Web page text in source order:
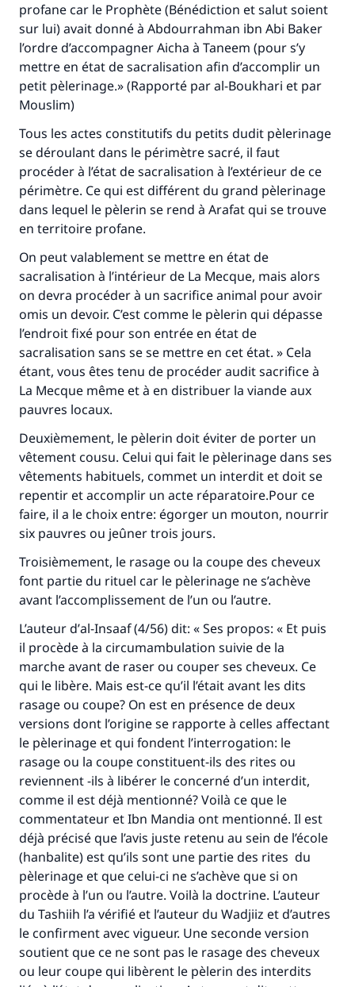
profane car le Prophète (Bénédiction et salut soient
sur lui) avait donné à Abdourrahman ibn Abi Baker
l’ordre d’accompagner Aicha à Taneem (pour s’y
mettre en état de sacralisation afin d’accomplir un
petit pèlerinage.» (Rapporté par al-Boukhari et par
Mouslim)
Tous les actes constitutifs du petits dudit pèlerinage
se déroulant dans le périmètre sacré, il faut
procéder à l’état de sacralisation à l’extérieur de ce
périmètre. Ce qui est différent du grand pèlerinage
dans lequel le pèlerin se rend à Arafat qui se trouve
en territoire profane.
On peut valablement se mettre en état de
sacralisation à l’intérieur de La Mecque, mais alors
on devra procéder à un sacrifice animal pour avoir
omis un devoir. C’est comme le pèlerin qui dépasse
l’endroit fixé pour son entrée en état de
sacralisation sans se se mettre en cet état. » Cela
étant, vous êtes tenu de procéder audit sacrifice à
La Mecque même et à en distribuer la viande aux
pauvres locaux.
Deuxièmement, le pèlerin doit éviter de porter un
vêtement cousu. Celui qui fait le pèlerinage dans ses
vêtements habituels, commet un interdit et doit se
repentir et accomplir un acte réparatoire.Pour ce
faire, il a le choix entre: égorger un mouton, nourrir
six pauvres ou jeûner trois jours.
Troisièmement, le rasage ou la coupe des cheveux
font partie du rituel car le pèlerinage ne s’achève
avant l’accomplissement de l’un ou l’autre.
L’auteur d’al-Insaaf(4/56) dit: « Ses propos: « Et puis
il procède à la circumambulation suivie de la
marche avant de raser ou couper ses cheveux. Ce
qui le libère. Mais est-ce qu’il l’était avant les dits
rasage ou coupe? On est en présence de deux
versions dont l’origine se rapporte à celles affectant
le pèlerinage et qui fondent l’interrogation: le
rasage ou la coupe constituent-ils des rites ou
reviennent -ils à libérer le concerné d’un interdit,
comme il est déjà mentionné? Voilà ce que le
commentateur et Ibn Mandia ont mentionné. Il est
déjà précisé que l’avis juste retenu au sein de l’école
(hanbalite) est qu’ils sont une partie des rites du
pèlerinage et que celui-ci ne s’achève que si on
procède à l’un ou l’autre. Voilà la doctrine. L’auteur
du Tashiih l’a vérifié et l’auteur du Wadjiiz et d’autres
le confirment avec vigueur. Une seconde version
soutient que ce ne sont pas le rasage des cheveux
ou leur coupe qui libèrent le pèlerin des interdits